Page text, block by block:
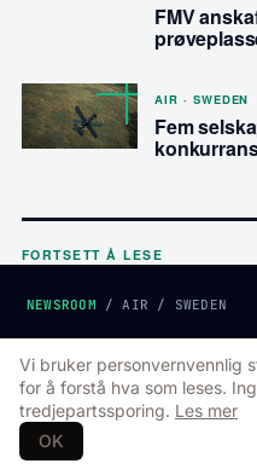
FMV
AIR · SWEDEN
Fem
FORTSETT Å LESE
NEWSROOM /AIR / SWEDEN
Embraer
Vi bruker personvernvennlig
for å forstå hva som leses.
tredjepartssporing. Les mer
OK